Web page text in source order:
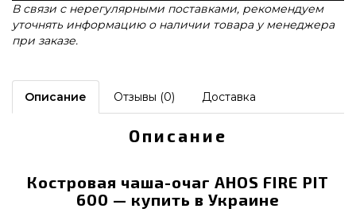
В связи с нерегулярными поставками, рекомендуем
уточнять информацию о наличии товара у менеджера
при заказе.
Описание Отзывы (0) Доставка
Описание
Костровая чаша-очаг AHOS FIRE PIT
600 — купить в Украине